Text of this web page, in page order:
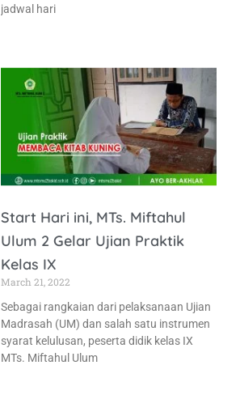
jadwal hari
Start Hari ini, MTs. Miftahul
Ulum 2 Gelar Ujian Praktik
Kelas IX
March 21, 2022
Sebagai rangkaian dari pelaksanaan Ujian
Madrasah (UM) dan salah satu instrumen
syarat kelulusan, peserta didik kelas IX
MTs. Miftahul Ulum